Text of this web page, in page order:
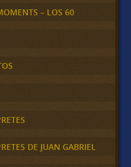
– LOS 60
DE JUAN GABRIEL